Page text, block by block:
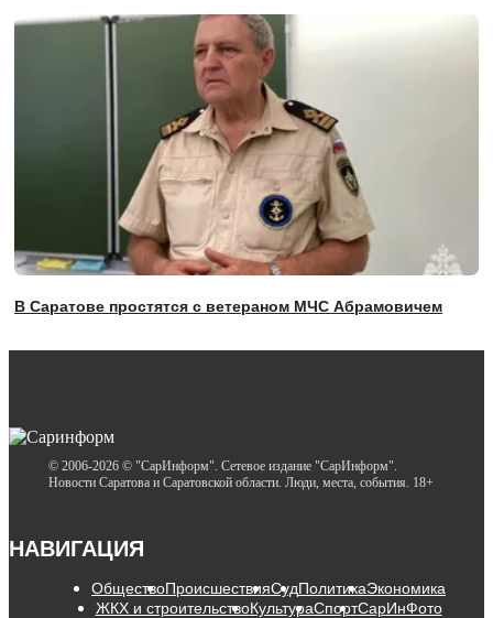
В Саратове простятся с ветераном МЧС Абрамовичем
© 2006-2026 © "СарИнформ". Сетевое издание "СарИнформ".
Новости Саратова и Саратовской области. Люди, места, события. 18+
НАВИГАЦИЯ
ОбществоПроисшествияСудПолитикаЭкономика
ЖКХ и строительствоКультураСпортСарИнФото